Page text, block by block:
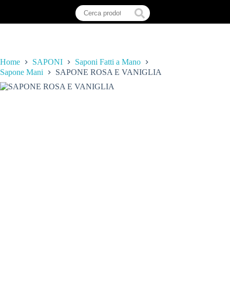
Home SAPONI
Saponi Fatti a Mano
Sapone Mani
SAPONE ROSA E VANIGLIA